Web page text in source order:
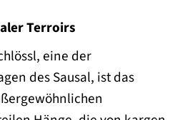
Terroirs
eine der
des Sausal, ist das